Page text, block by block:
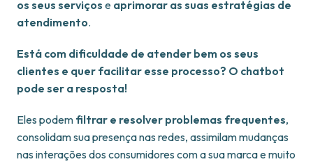
os seus serviços e aprimorar as suas estratégias de
atendimento.
Está com dificuldade de atender bem os seus
clientes e quer facilitar esse processo? O chatbot
pode ser a resposta!
Eles podem filtrar e resolver problemas frequentes,
consolidam sua presença nas redes, assimilam mudanças
nas interações dos consumidores com a sua marca e muito